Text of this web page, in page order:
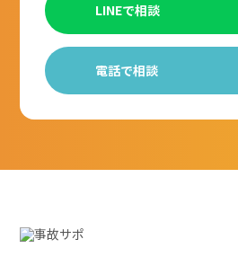
LINEで相談
電話で相談